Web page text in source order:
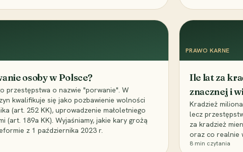
osoby w Polsce?
przestępstwa o nazwie "porwanie". W
kwalifikuje się jako pozbawienie wolności
(art. 252 KK), uprowadzenie małoletniego
(art. 189a KK). Wyjaśniamy, jakie kary grożą
z 1 października 2023 r.
PRAWO KARNE
Ile lat za
znacznej i
Kradzież
lecz
za kradzież
oraz co realnie
8 min czytania